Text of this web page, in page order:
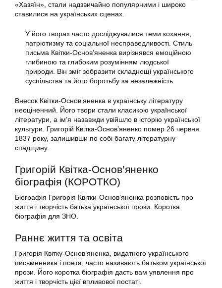
«Хазяїн», стали надзвичайно популярними і широко
ставилися на українських сценах.
У його творах часто досліджувалися теми кохання,
патріотизму та соціальної несправедливості. Стиль
письма Квітки-Основ’яненка вирізнявся емоційною
глибиною та глибоким розумінням людської
природи. Він зміг зобразити складнощі українського
суспільства та його боротьбу за незалежність.
Внесок Квітки-Основ’яненка в українську літературу
неоціненний. Його твори стали класикою української
літератури, а ім’я назавжди увійшло в історію української
культури. Григорій Квітка-Основ’яненко помер 26 червня
1837 року, залишивши по собі багату літературну
спадщину.
Григорій Квітка-Основ’яненко
біографія (КОРОТКО)
Біографія Григорія Квітки-Основ’яненка розповість про
життя і творчість батька української прози. Коротка
біографія для ЗНО.
Раннє життя та освіта
Григорія Квітку-Основ’яненка, видатного українського
письменника і поета, часто називають батьком української
прози. Його коротка біографія дасть вам уявлення про
життя і творчість цієї впливової постаті.